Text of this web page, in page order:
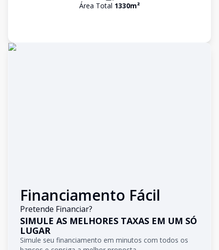
Área Total 1330m²
Financiamento Fácil
Pretende Financiar?
SIMULE AS MELHORES TAXAS EM UM SÓ
LUGAR
Simule seu financiamento em minutos com todos os